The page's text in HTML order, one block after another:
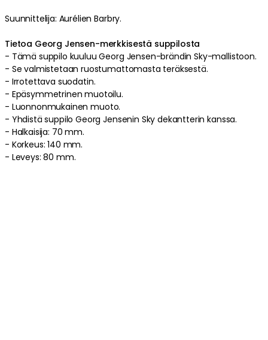
Suunnittelija: Aurélien Barbry.
Tietoa Georg Jensen-merkkisestä suppilosta
- Tämä suppilo kuuluu Georg Jensen-brändin Sky-mallistoon.
- Se valmistetaanruostumattomasta teräksestä.
- Irrotettava suodatin.
- Epäsymmetrinen muotoilu.
- Luonnonmukainen muoto.
- Yhdistä suppilo Georg Jensenin Sky dekantterin kanssa.
- Halkaisija: 70 mm.
- Korkeus: 140 mm.
- Leveys: 80 mm.